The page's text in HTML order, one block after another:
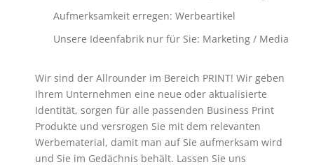
Aufmerksamkeit erregen: Werbeartikel
Unsere Ideenfabrik nur für Sie: Marketing / Media
Wir sind der Allrounder im Bereich PRINT! Wir geben
Ihrem Unternehmen eine neue oder aktualisierte
Identität, sorgen für alle passenden Business Print
Produkte und versrogen Sie mit dem relevanten
Werbematerial, damit man auf Sie aufmerksam wird
und Sie im Gedächnis behält. Lassen Sie uns